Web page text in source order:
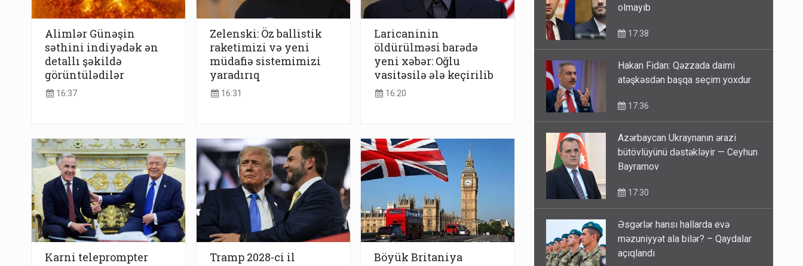
Alimlər Günəşin
səthini indiyədək ən
detallı şəkildə
görüntülədilər
16:37
Zelenski: Öz ballistik
raketimizi və yeni
müdafiə sistemimizi
yaradırıq
16:31
Laricaninin
öldürülməsi barədə
yeni xəbər: Oğlu
vasitəsilə ələ keçirilib
16:20
Karni teleprompter
Tramp 2028-ci il
Böyük Britaniya
olmayıb
17:38
Hakan Fidan: Qəzzada daimi
atəşkəsdən başqa seçim yoxdur
17:36
Azərbaycan Ukraynanın ərazi
bütövlüyünü dəstəkləyir — Ceyhun
Bayramov
17:30
Əsgərlər hansı hallarda evə
məzuniyyət ala bilər? – Qaydalar
açıqlandı